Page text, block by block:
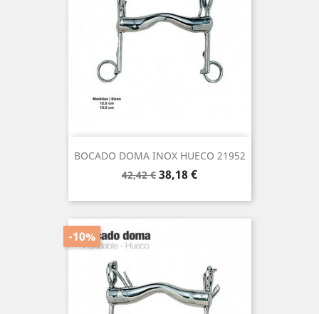
BOCADO DOMA INOX HUECO 21952
Precio
42,42 € Precio
38,18 €
-10%